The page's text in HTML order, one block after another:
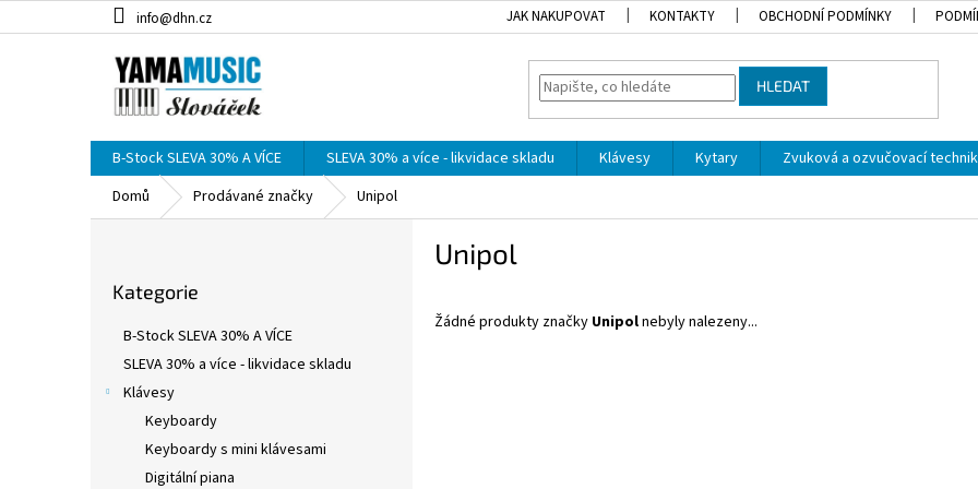
na
info@dhn.cz JAK NAKUPOVAT KONTAKTY OBCHODNÍ PODMÍNKY
HLEDAT
B-Stock SLEVA 30% A VÍCE SLEVA 30% a více - likvidace skladu Klávesy Kytary Zvuková a ozvučovací
Domů
Prodávané značky Unipol
kategorie
Kategorie
B-Stock SLEVA 30% A VÍCE
SLEVA 30% a více - likvidace skladu
Klávesy
Keyboardy
Keyboardy s mini klávesami
Digitální piana
Unipol
Žádné produkty značky Unipolnebyly nalezeny...